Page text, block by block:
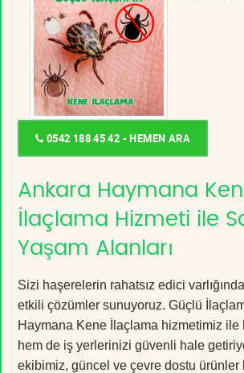
0542 188 45 42 - HEMEN ARA
Ankara Haymana
İlaçlama Hizmeti ile
Yaşam Alanları
Sizi haşerelerin rahatsız edici
etkili çözümler sunuyoruz. Güçlü
Haymana Kene İlaçlama hizmetimiz ile
hem de iş yerlerinizi güvenli hale
ekibimiz, güncel ve çevre dostu ürünler